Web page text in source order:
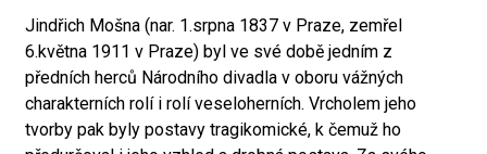
Jindřich Mošna (nar. 1.srpna 1837 v Praze, zemřel
6.května 1911 v Praze) byl ve své době jedním z
předních herců Národního divadla v oboru vážných
charakterních rolí i rolí veseloherních. Vrcholem jeho
tvorby pak byly postavy tragikomické, k čemuž ho